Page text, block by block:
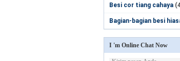
Besi cor tiang cahaya
Bagian-bagian besi
I 'm Online Chat Now